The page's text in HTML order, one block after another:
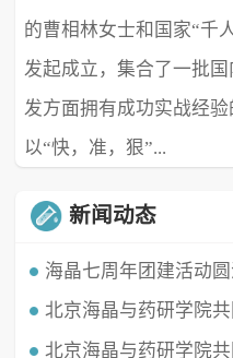
的曹相林女士和国家“千
发起成立，集合了一批
发方面拥有成功实战经
以“快，准，狠”...
新闻动态
海晶七周年团建活动
时光穿梭，白驹过隙，海晶已经七周岁啦！这七年
北京海晶生物医药科技有限公司董事长兼总经理曹